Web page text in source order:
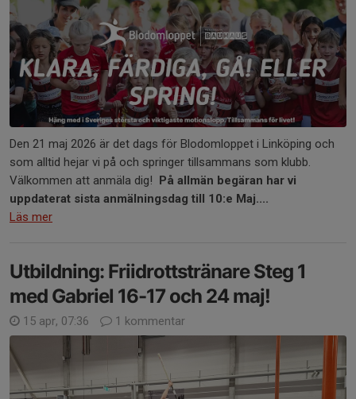
Den 21 maj 2026 är det dags för Blodomloppet i Linköping och
som alltid hejar vi på och springer tillsammans som klubb.
Välkommen att anmäla dig! På allmän begäran har vi
uppdaterat sista anmälningsdag till 10:e Maj....
Läs mer
Utbildning: Friidrottstränare Steg 1
med Gabriel 16-17 och 24 maj!
15 apr, 07:36 1 kommentar